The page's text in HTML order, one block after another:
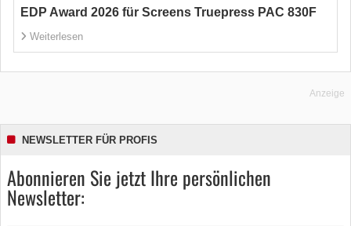
EDP Award 2026 für Screens Truepress PAC 830F
Weiterlesen
Anzeige
NEWSLETTER FÜR PROFIS
Abonnieren Sie jetzt Ihre persönlichen
Newsletter: